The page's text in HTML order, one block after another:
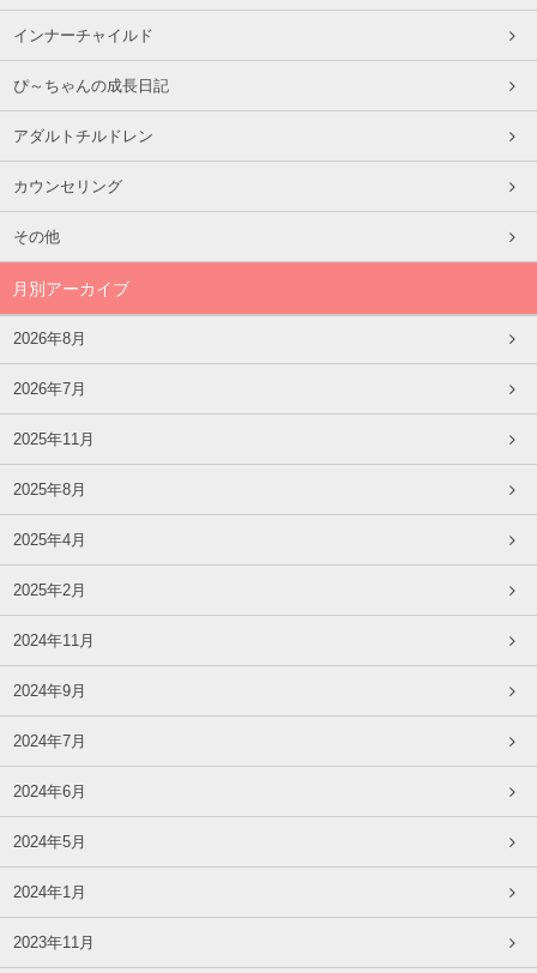
インナーチャイルド
ぴ～ちゃんの成長日記
アダルトチルドレン
カウンセリング
その他
月別アーカイブ
2026年8月
2026年7月
2025年11月
2025年8月
2025年4月
2025年2月
2024年11月
2024年9月
2024年7月
2024年6月
2024年5月
2024年1月
2023年11月